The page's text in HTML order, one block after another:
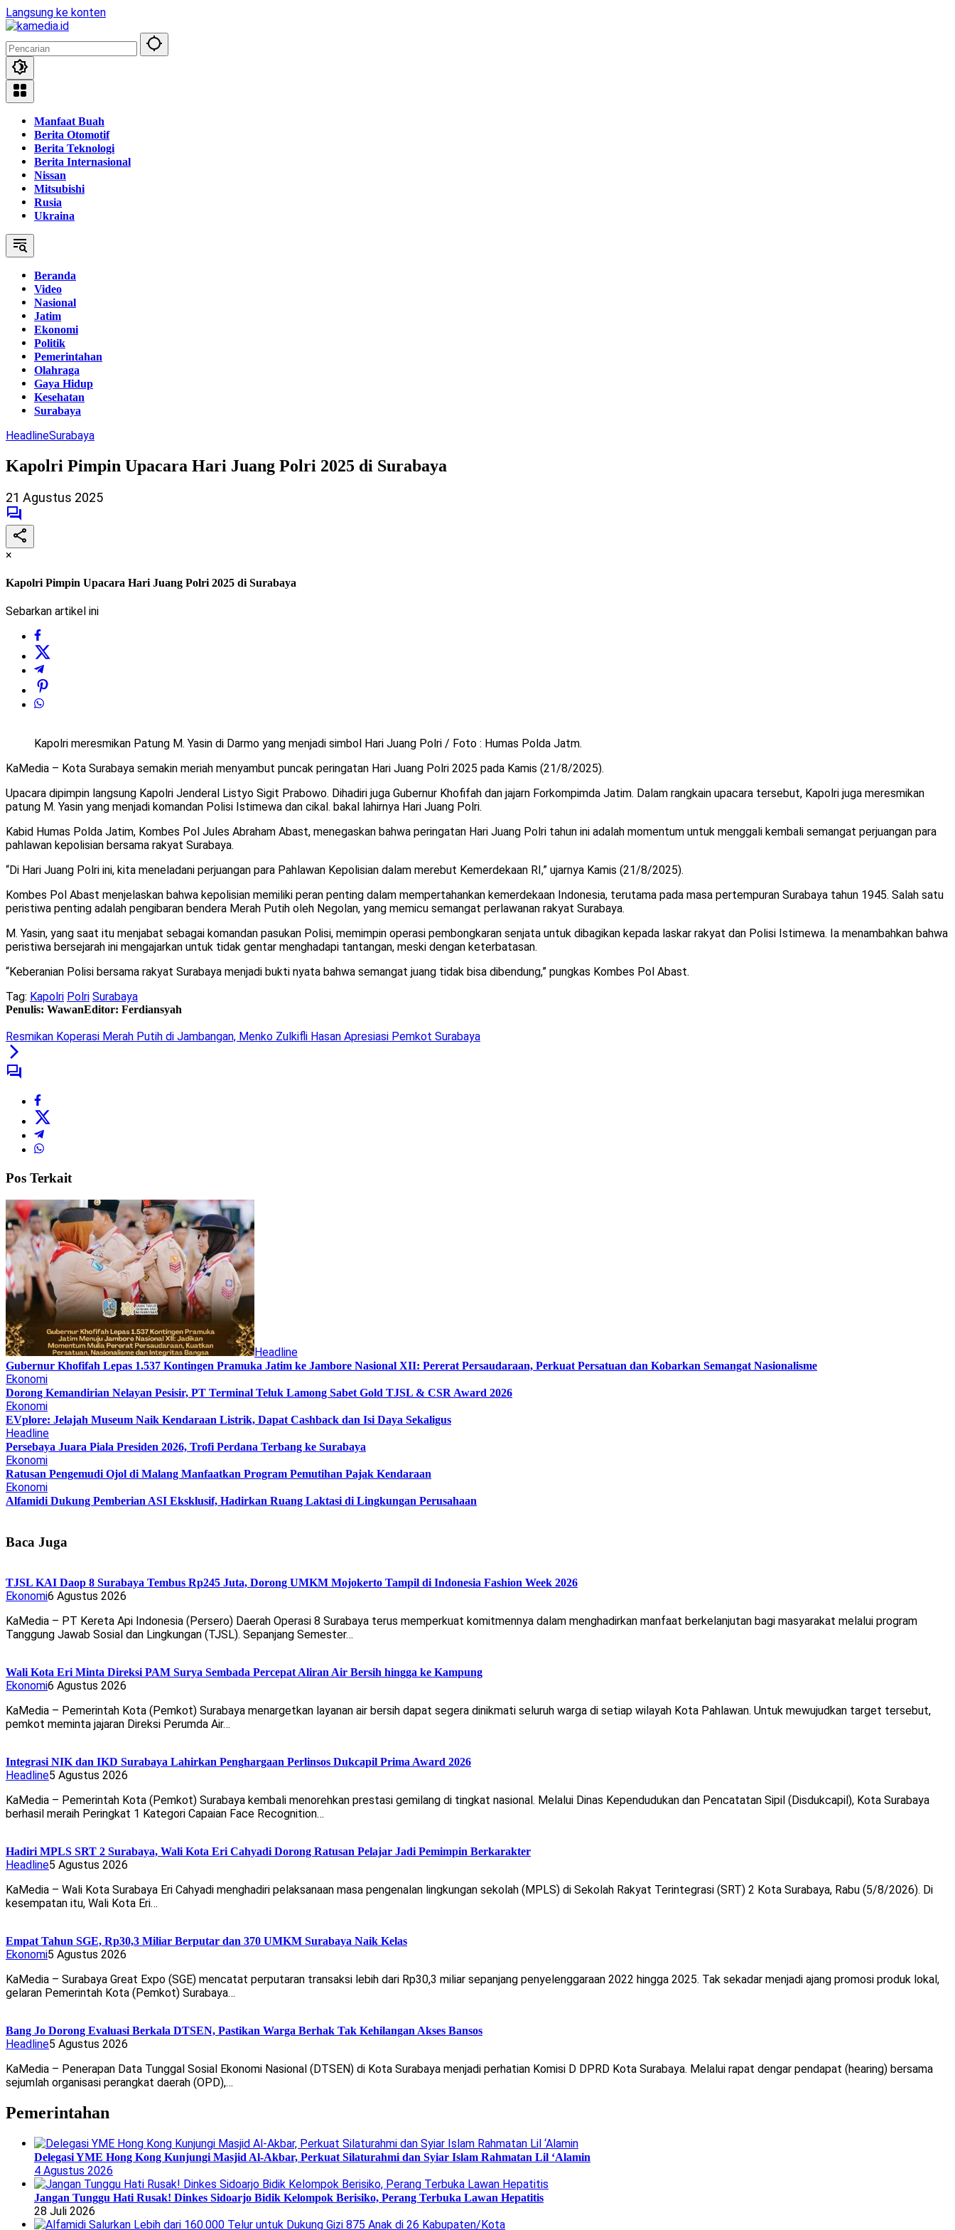
Langsung ke konten
Manfaat Buah
Berita Otomotif
Berita Teknologi
Berita Internasional
Nissan
Mitsubishi
Rusia
Ukraina
Beranda
Video
Nasional
Jatim
Ekonomi
Politik
Pemerintahan
Olahraga
Gaya Hidup
Kesehatan
Surabaya
HeadlineSurabaya
Kapolri Pimpin Upacara Hari Juang Polri 2025 di Surabaya
21 Agustus 2025
×
Kapolri Pimpin Upacara Hari Juang Polri 2025 di Surabaya
Sebarkan artikel ini
Kapolri meresmikan Patung M. Yasin di Darmo yang menjadi simbol Hari Juang Polri / Foto : Humas Polda Jatm.
KaMedia – Kota Surabaya semakin meriah menyambut puncak peringatan Hari Juang Polri 2025 pada Kamis (21/8/2025).
Upacara dipimpin langsung Kapolri Jenderal Listyo Sigit Prabowo. Dihadiri juga Gubernur Khofifah dan jajarn Forkompimda Jatim. Dalam rangkain upacara tersebut, Kapolri juga meresmikan
patung M. Yasin yang menjadi komandan Polisi Istimewa dan cikal. bakal lahirnya Hari Juang Polri.
Kabid Humas Polda Jatim, Kombes Pol Jules Abraham Abast, menegaskan bahwa peringatan Hari Juang Polri tahun ini adalah momentum untuk menggali kembali semangat perjuangan para
pahlawan kepolisian bersama rakyat Surabaya.
“Di Hari Juang Polri ini, kita meneladani perjuangan para Pahlawan Kepolisian dalam merebut Kemerdekaan RI,” ujarnya Kamis (21/8/2025).
Kombes Pol Abast menjelaskan bahwa kepolisian memiliki peran penting dalam mempertahankan kemerdekaan Indonesia, terutama pada masa pertempuran Surabaya tahun 1945. Salah satu
peristiwa penting adalah pengibaran bendera Merah Putih oleh Negolan, yang memicu semangat perlawanan rakyat Surabaya.
M. Yasin, yang saat itu menjabat sebagai komandan pasukan Polisi, memimpin operasi pembongkaran senjata untuk dibagikan kepada laskar rakyat dan Polisi Istimewa. Ia menambahkan bahwa
peristiwa bersejarah ini mengajarkan untuk tidak gentar menghadapi tantangan, meski dengan keterbatasan.
“Keberanian Polisi bersama rakyat Surabaya menjadi bukti nyata bahwa semangat juang tidak bisa dibendung,” pungkas Kombes Pol Abast.
Tag: Kapolri Polri Surabaya
Penulis: WawanEditor: Ferdiansyah
Resmikan Koperasi Merah Putih di Jambangan, Menko Zulkifli Hasan Apresiasi Pemkot Surabaya
Pos Terkait
Headline
Gubernur Khofifah Lepas 1.537 Kontingen Pramuka Jatim ke Jambore Nasional XII: Pererat Persaudaraan, Perkuat Persatuan dan Kobarkan Semangat Nasionalisme
Ekonomi
Dorong Kemandirian Nelayan Pesisir, PT Terminal Teluk Lamong Sabet Gold TJSL & CSR Award 2026
Ekonomi
EVplore: Jelajah Museum Naik Kendaraan Listrik, Dapat Cashback dan Isi Daya Sekaligus
Headline
Persebaya Juara Piala Presiden 2026, Trofi Perdana Terbang ke Surabaya
Ekonomi
Ratusan Pengemudi Ojol di Malang Manfaatkan Program Pemutihan Pajak Kendaraan
Ekonomi
Alfamidi Dukung Pemberian ASI Eksklusif, Hadirkan Ruang Laktasi di Lingkungan Perusahaan
Baca Juga
TJSL KAI Daop 8 Surabaya Tembus Rp245 Juta, Dorong UMKM Mojokerto Tampil di Indonesia Fashion Week 2026
Ekonomi6 Agustus 2026
KaMedia – PT Kereta Api Indonesia (Persero) Daerah Operasi 8 Surabaya terus memperkuat komitmennya dalam menghadirkan manfaat berkelanjutan bagi masyarakat melalui program
Tanggung Jawab Sosial dan Lingkungan (TJSL). Sepanjang Semester…
Wali Kota Eri Minta Direksi PAM Surya Sembada Percepat Aliran Air Bersih hingga ke Kampung
Ekonomi6 Agustus 2026
KaMedia – Pemerintah Kota (Pemkot) Surabaya menargetkan layanan air bersih dapat segera dinikmati seluruh warga di setiap wilayah Kota Pahlawan. Untuk mewujudkan target tersebut,
pemkot meminta jajaran Direksi Perumda Air…
Integrasi NIK dan IKD Surabaya Lahirkan Penghargaan Perlinsos Dukcapil Prima Award 2026
Headline5 Agustus 2026
KaMedia – Pemerintah Kota (Pemkot) Surabaya kembali menorehkan prestasi gemilang di tingkat nasional. Melalui Dinas Kependudukan dan Pencatatan Sipil (Disdukcapil), Kota Surabaya
berhasil meraih Peringkat 1 Kategori Capaian Face Recognition…
Hadiri MPLS SRT 2 Surabaya, Wali Kota Eri Cahyadi Dorong Ratusan Pelajar Jadi Pemimpin Berkarakter
Headline5 Agustus 2026
KaMedia – Wali Kota Surabaya Eri Cahyadi menghadiri pelaksanaan masa pengenalan lingkungan sekolah (MPLS) di Sekolah Rakyat Terintegrasi (SRT) 2 Kota Surabaya, Rabu (5/8/2026). Di
kesempatan itu, Wali Kota Eri…
Empat Tahun SGE, Rp30,3 Miliar Berputar dan 370 UMKM Surabaya Naik Kelas
Ekonomi5 Agustus 2026
KaMedia – Surabaya Great Expo (SGE) mencatat perputaran transaksi lebih dari Rp30,3 miliar sepanjang penyelenggaraan 2022 hingga 2025. Tak sekadar menjadi ajang promosi produk lokal,
gelaran Pemerintah Kota (Pemkot) Surabaya…
Bang Jo Dorong Evaluasi Berkala DTSEN, Pastikan Warga Berhak Tak Kehilangan Akses Bansos
Headline5 Agustus 2026
KaMedia – Penerapan Data Tunggal Sosial Ekonomi Nasional (DTSEN) di Kota Surabaya menjadi perhatian Komisi D DPRD Kota Surabaya. Melalui rapat dengar pendapat (hearing) bersama
sejumlah organisasi perangkat daerah (OPD),…
Pemerintahan
Delegasi YME Hong Kong Kunjungi Masjid Al-Akbar, Perkuat Silaturahmi dan Syiar Islam Rahmatan Lil ‘Alamin
4 Agustus 2026
Jangan Tunggu Hati Rusak! Dinkes Sidoarjo Bidik Kelompok Berisiko, Perang Terbuka Lawan Hepatitis
28 Juli 2026